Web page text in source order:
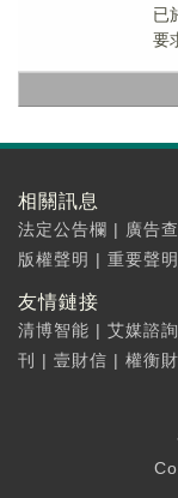
已
要
相關訊息
法定公告欄 | 廣告
版權聲明 | 重要聲明
友情鏈接
清博智能 | 艾媒諮詢
刊
| 壹財信 | 權衡